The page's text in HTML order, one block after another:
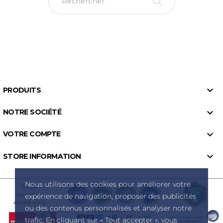
Nous utilisons des cookies pour améliorer votre
expérience de navigation, proposer des publicités
ou des contenus personnalisés et analyser notre
trafic. En cliquant sur « Tout accepter », vous
PRODUITS 
NOTRE SOCIÉTÉ 
VOTRE COMPTE 
STORE INFORMATION 